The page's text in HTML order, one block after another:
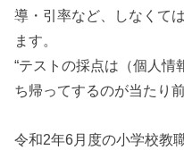
導・引率など、しなくて
ます。
“テストの採点は（個人
ち帰ってするのが当たり
令和2年6月度の小学校教